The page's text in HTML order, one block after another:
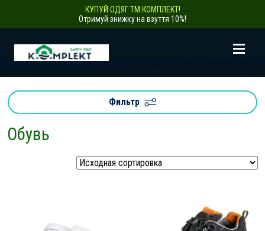
КУПУЙ ОДЯГ ТМ КОМПЛЕКТ!
Отримуй знижку на взуття 10%!
Фильтр
Обувь